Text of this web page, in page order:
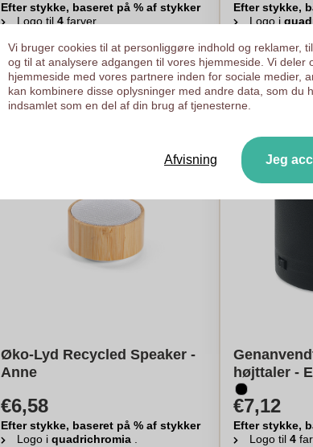
Efter stykke, baseret på % af stykker
Logo til4farver
Beregn min pris
Efter stykke,
Logo i
Øko-Lyd Recycled Speaker -
Anne
€6,58
Efter stykke, baseret på % af stykker
Logo i quadrichromia .
højttaler -
€7,12
Efter stykke,
Logo til 4
Vi bruger cookies til at personliggøre indhold og reklamer,
og til at analysere adgangen til vores hjemmeside. Vi deler
hjemmeside med vores partnere inden for sociale medier,
kan kombinere disse oplysninger med andre data, som du
indsamlet som en del af din brug af tjenesterne.
Afvisning Jeg